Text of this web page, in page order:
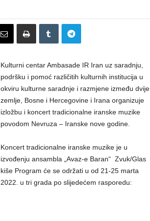
Kulturni centar Ambasade IR Iran uz saradnju,
podršku i pomoć različitih kulturnih institucija u
okviru kulturne saradnje i razmjene između dvije
zemlje, Bosne i Hercegovine i Irana organizuje
izložbu i koncert tradicionalne iranske muzike
povodom Nevruza – Iranske nove godine.
Koncert tradicionalne iranske muzike je u
izvođenju ansambla „Avaz-e Baran“ Zvuk/Glas
kiše Program će se održati u od 21-25 marta
2022. u tri grada po slijedećem rasporedu: